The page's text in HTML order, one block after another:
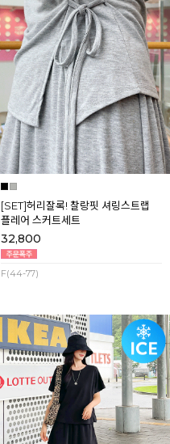
[SET]허리잘록! 찰랑핏 셔링스트랩
플레어 스커트세트
32,800
F(44-77)